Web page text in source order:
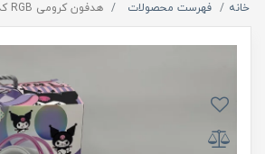
خانه فهرست محصولات هدفون کرومی RGB کد 980